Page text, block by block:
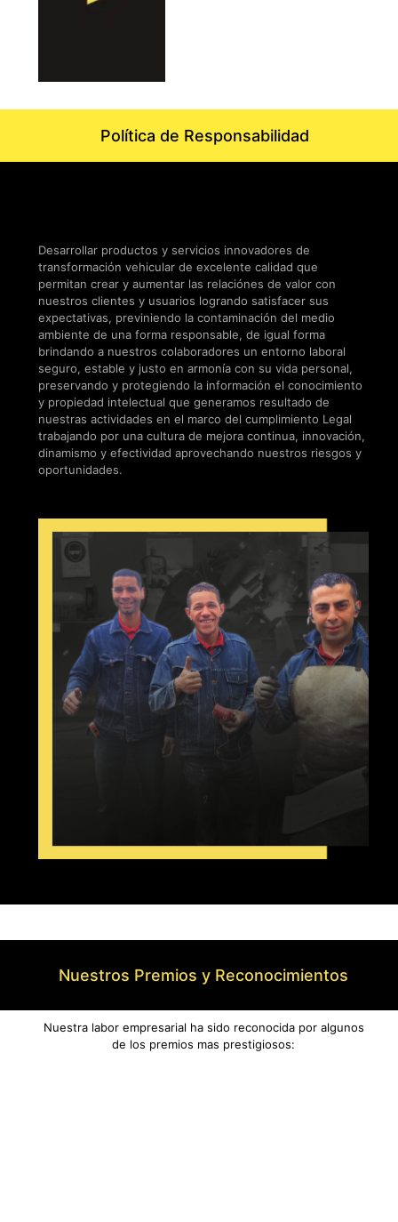
Política de Responsabilidad
Desarrollar productos y servicios innovadores de
transformación vehicular de excelente calidad que
permitan crear y aumentar las relaciónes de valor con
nuestros clientes y usuarios logrando satisfacer sus
expectativas, previniendo la contaminación del medio
ambiente de una forma responsable, de igual forma
brindando a nuestros colaboradores un entorno laboral
seguro, estable y justo en armonía con su vida personal,
preservando y protegiendo la información el conocimiento
y propiedad intelectual que generamos resultado de
nuestras actividades en el marco del cumplimiento Legal
trabajando por una cultura de mejora continua, innovación,
dinamismo y efectividad aprovechando nuestros riesgos y
oportunidades.
Nuestros Premios y Reconocimientos
Nuestra labor empresarial ha sido reconocida por algunos
de los premios mas prestigiosos: